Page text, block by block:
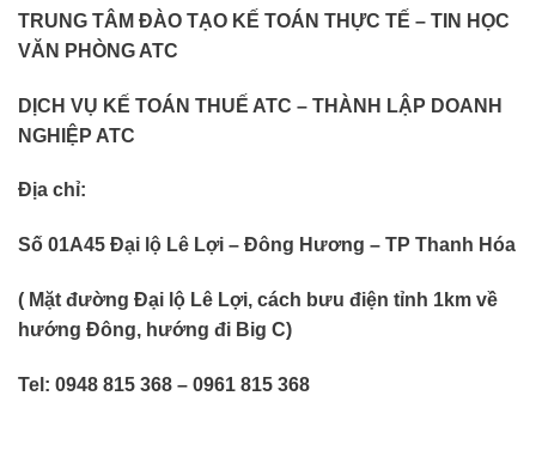
TRUNG TÂM ĐÀO TẠO KẾ TOÁN THỰC TẾ – TIN HỌC
VĂN PHÒNG ATC
DỊCH VỤ KẾ TOÁN THUẾ ATC – THÀNH LẬP DOANH
NGHIỆP ATC
Địa chỉ:
Số 01A45 Đại lộ Lê Lợi – Đông Hương – TP Thanh Hóa
( Mặt đường Đại lộ Lê Lợi, cách bưu điện tỉnh 1km về
hướng Đông, hướng đi Big C)
Tel: 0948 815 368 – 0961 815 368